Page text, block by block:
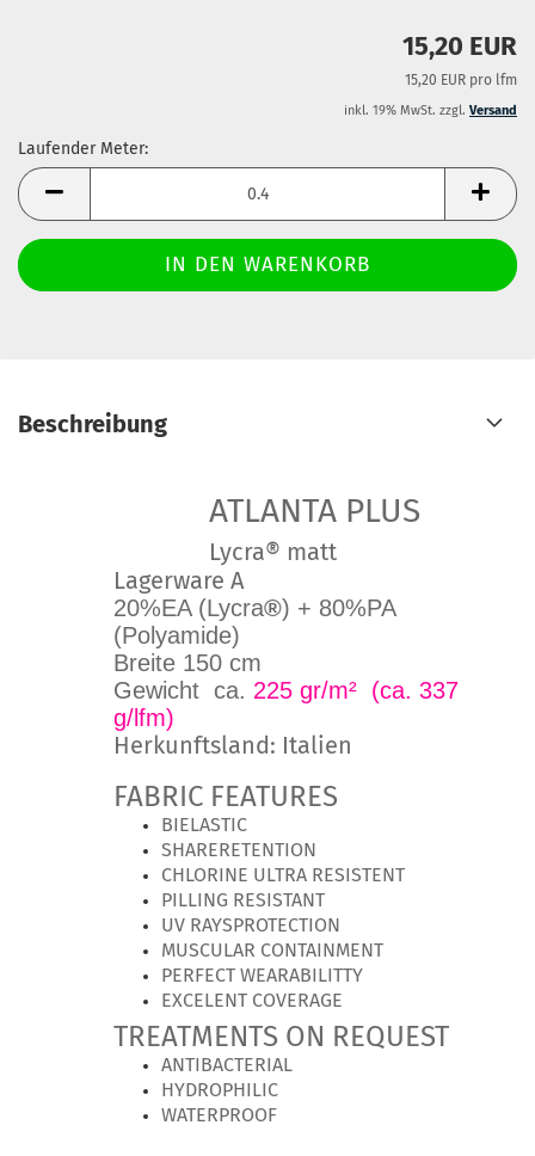
15,20 EUR
15,20 EUR pro lfm
inkl. 19% MwSt. zzgl. Versand
Laufender Meter:
Laufender
Meter
Beschreibung
ATLANTA PLUS
Lycra® matt
Lagerware A
20%EA (Lycra®) + 80%PA
(Polyamide)
Breite 150 cm
Gewicht ca. 225 gr/m² (ca. 337
g/lfm)
Herkunftsland: Italien
FABRIC FEATURES
BIELASTIC
SHARERETENTION
CHLORINE ULTRA RESISTENT
PILLING RESISTANT
UV RAYSPROTECTION
MUSCULAR CONTAINMENT
PERFECT WEARABILITTY
EXCELENT COVERAGE
TREATMENTS ON REQUEST
ANTIBACTERIAL
HYDROPHILIC
WATERPROOF